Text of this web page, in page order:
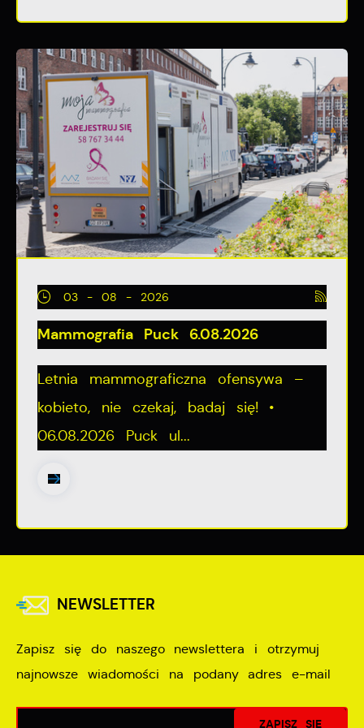
03 - 08 - 2026
Mammografia Puck 6.08.2026
Letnia mammograficzna ofensywa –
kobieto, nie czekaj, badaj się! •
06.08.2026 Puck ul...
NEWSLETTER
Zapisz się do naszego newslettera i otrzymuj
najnowsze wiadomości na podany adres e-mail